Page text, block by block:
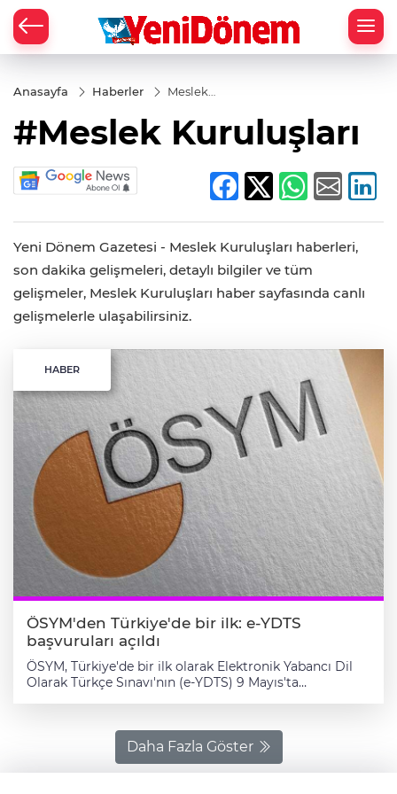
Anasayfa Haberler
Meslek
#Meslek Kuruluşları
Yeni Dönem Gazetesi - Meslek Kuruluşları haberleri,
son dakika gelişmeleri, detaylı bilgiler ve tüm
gelişmeler, Meslek Kuruluşları haber sayfasında canlı
gelişmelerle ulaşabilirsiniz.
HABER
ÖSYM'den Türkiye'de bir ilk: e-YDTS
başvuruları açıldı
ÖSYM, Türkiye'de bir ilk olarak Elektronik Yabancı Dil
Olarak Türkçe Sınavı'nın (e-YDTS) 9 Mayıs'ta
tabanlı bir Türkçe yeterlilik sınavı olarak, modüler
becerilere dayalı bir yaklaşımla sınava katılan adayların
dil becerilerini Diller İçin Avrupa Ortak Başvuru Metni
(D-AOBM) ile uyumlu bir şekilde ölçeceği belirtildi. B2,
Daha Fazla Göster